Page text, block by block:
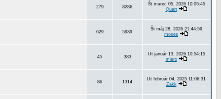
279 8286
Št marec 05, 2026 10:05:45
Quart
629 5939
Št máj 28, 2026 21:44:59
moses
45 383
Ut január 13, 2026 10:54:15
miero
86 1314
Ut február 04, 2025 11:06:31
Zakk